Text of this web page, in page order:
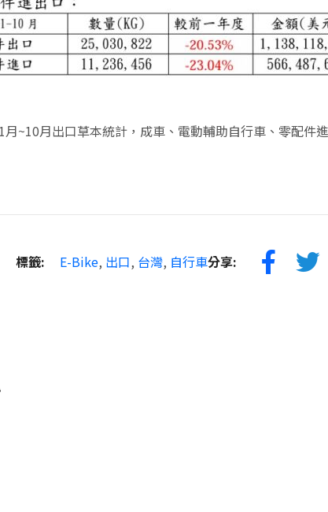
~10月出口草本統計，成車、電動輔助自行車、零配件
標籤: E-Bike, 出口, 台灣, 自行車分享: